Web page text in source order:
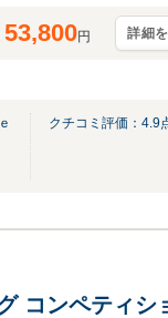
53,800円 詳細
クチコミ評価： 4.9
コンペティ